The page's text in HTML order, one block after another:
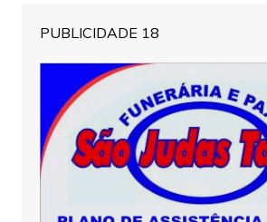
PUBLICIDADE 18